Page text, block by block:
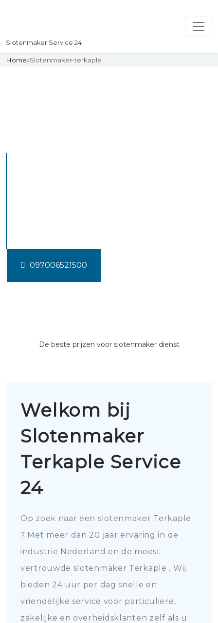
Slotenmaker Service 24
Home»Slotenmaker-terkaple
097006521500
De beste prijzen voor slotenmaker dienst
Welkom bij
Slotenmaker
Terkaple Service
24
Op zoek naar een slotenmaker Terkaple
? Met meer dan 20 jaar ervaring in de
industrie Nederland en de meest
vertrouwde slotenmaker Terkaple . Wij
bieden 24 uur per dag snelle en
vriendelijke service voor particuliere,
zakelijke en overheidsklanten zelf als u